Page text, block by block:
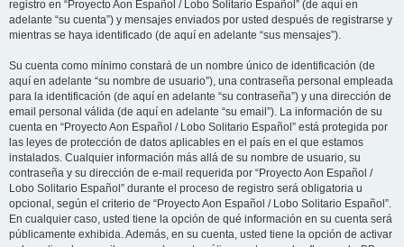
registro en “Proyecto Aon Español / Lobo Solitario Español” (de aquí en
adelante “su cuenta”) y mensajes enviados por usted después de registrarse y
mientras se haya identificado (de aquí en adelante “sus mensajes”).
Su cuenta como mínimo constará de un nombre único de identificación (de
aquí en adelante “su nombre de usuario”), una contraseña personal empleada
para la identificación (de aquí en adelante “su contraseña”) y una dirección de
email personal válida (de aquí en adelante “su email”). La información de su
cuenta en “Proyecto Aon Español / Lobo Solitario Español” está protegida por
las leyes de protección de datos aplicables en el país en el que estamos
instalados. Cualquier información más allá de su nombre de usuario, su
contraseña y su dirección de e-mail requerida por “Proyecto Aon Español /
Lobo Solitario Español” durante el proceso de registro será obligatoria u
opcional, según el criterio de “Proyecto Aon Español / Lobo Solitario Español”.
En cualquier caso, usted tiene la opción de qué información en su cuenta será
públicamente exhibida. Además, en su cuenta, usted tiene la opción de activar